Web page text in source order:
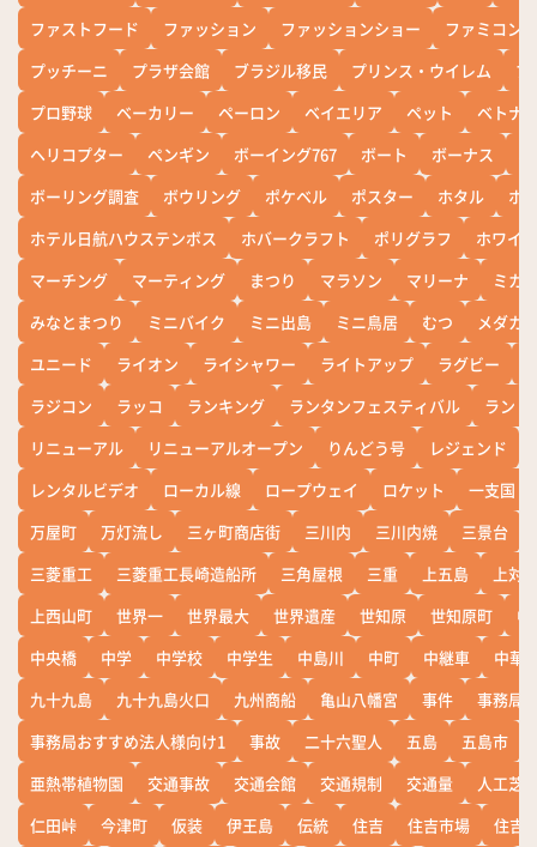
ファストフード
ファッション ファッションショー
ファミコン
プッチーニ
プラザ会館 ブラジル移民 プリンス・ウイレム
ブ
プロ野球
ベーカリー ペーロン ベイエリア ペット
ベトナ
ヘリコプター
ペンギン ボーイング767 ボート ボーナス
ボーリング調査
ボウリング ポケベル ポスター ホタル
ホ
ホテル日航ハウステンボス
ホバークラフト ポリグラフ
ホワイ
マーチング
マーティング まつり マラソン マリーナ
ミカ
みなとまつり
ミニバイク ミニ出島 ミニ鳥居 むつ
メダカ
ユニード
ライオン ライシャワー ライトアップ ラグビー
ラジコン
ラッコ ランキング ランタンフェスティバル
ランド
リニューアル
リニューアルオープン りんどう号 レジェンド
レンタルビデオ
ローカル線 ロープウェイ ロケット
一支国
万屋町
万灯流し 三ヶ町商店街 三川内 三川内焼 三景台
三菱重工
三菱重工長崎造船所 三角屋根 三重 上五島
上対
上西山町
世界一 世界最大 世界遺産 世知原 世知原町
中
中央橋
中学 中学校 中学生 中島川 中町 中継車
中華
九十九島
九十九島火口 九州商船 亀山八幡宮 事件
事務局
事務局おすすめ法人様向け1
事故 二十六聖人 五島 五島市
亜熱帯植物園
交通事故 交通会館 交通規制 交通量
人工芝
仁田峠
今津町 仮装 伊王島 伝統 住吉 住吉市場
住吉